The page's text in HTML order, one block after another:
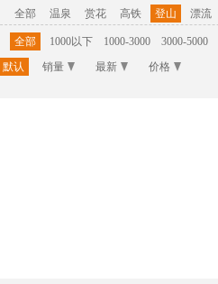
全部 温泉 赏花 高铁 登山 漂流
全部 1000以下 1000-3000 3000-5000
默认 销量 最新 价格